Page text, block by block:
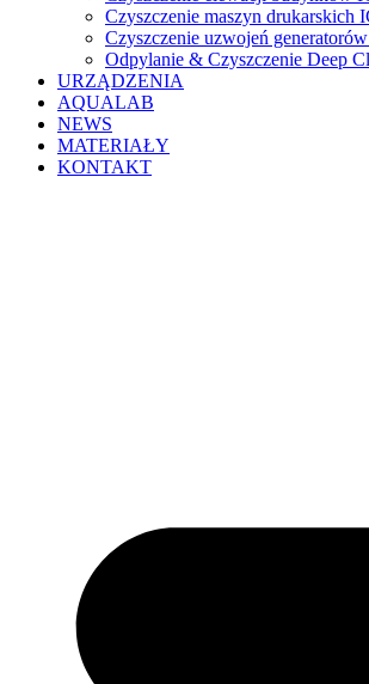
Czyszczenie maszyn drukarskich
Czyszczenie uzwojeń
Odpylanie & Czyszczenie Deep
URZĄDZENIA
AQUALAB
NEWS
MATERIAŁY
KONTAKT